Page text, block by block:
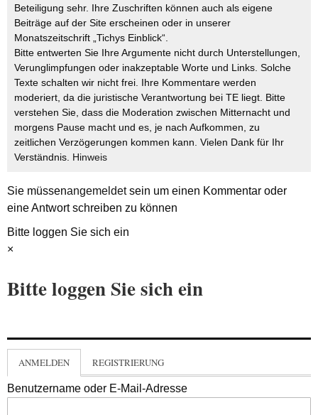
Beteiligung sehr. Ihre Zuschriften können auch als eigene
Beiträge auf der Site erscheinen oder in unserer
Monatszeitschrift „Tichys Einblick“.
Bitte entwerten Sie Ihre Argumente nicht durch Unterstellungen,
Verunglimpfungen oder inakzeptable Worte und Links. Solche
Texte schalten wir nicht frei. Ihre Kommentare werden
moderiert, da die juristische Verantwortung bei TE liegt. Bitte
verstehen Sie, dass die Moderation zwischen Mitternacht und
morgens Pause macht und es, je nach Aufkommen, zu
zeitlichen Verzögerungen kommen kann. Vielen Dank für Ihr
Verständnis. Hinweis
Sie müssenangemeldetsein um einen Kommentar oder
eine Antwort schreiben zu können
Bitte loggen Sie sich ein
×
Bitte loggen Sie sich ein
ANMELDEN REGISTRIERUNG
Benutzername oder E-Mail-Adresse